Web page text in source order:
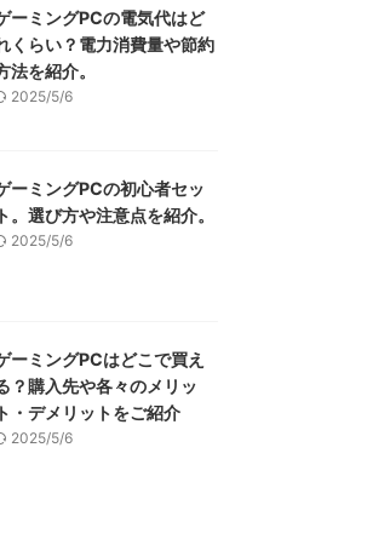
ーミングPCの電気代はど
くらい？電力消費量や節約
法を紹介。
2025/5/6
ーミングPCの初心者セッ
ト。選び方や注意点を紹介。
2025/5/6
ーミングPCはどこで買え
？購入先や各々のメリッ
ト・デメリットをご紹介
2025/5/6